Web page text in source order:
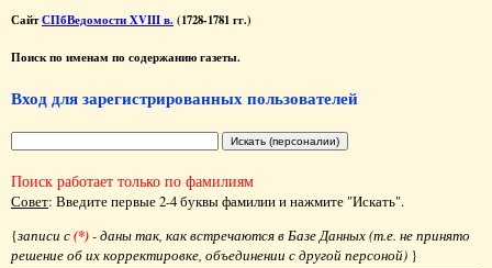
СайтСПбВедомости XVIII в. (1728-1781 гг.)
Поиск по именам по содержанию газеты.
Вход для зарегистрированных пользователей
Поиск работает только по фамилиям
Совет: Введите первые 2-4 буквы фамилии и нажмите "Искать".
{записи с(*)- даны так, как встречаются в Базе Данных (т.е. не принято
решение об их корректировке, объединении с другой персоной) }